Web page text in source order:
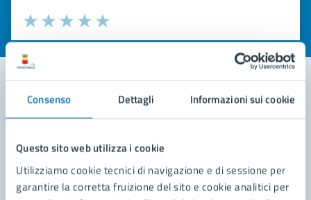
Consenso Dettagli Informazioni sui cookie
Questo sito web utilizza i cookie
Utilizziamo cookie tecnici di navigazione e di sessione per
garantire la corretta fruizione del sito e cookie analitici per
Valuta la chiarezza delle informazioni (da 1 a 5 stelle)
Seleziona il numero di stelle per valutare la chiarezza delle
Valuta 5 stelle su 5
Valuta 4 stelle su 5
Valuta 3 stelle su 5
Valuta 2 stelle su 5
Valuta 1 stelle su 5
Contatta il comune
Leggi le domande frequenti
Richiedi assistenza